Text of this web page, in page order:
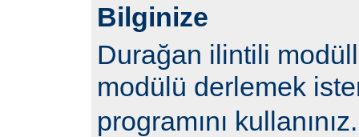
Bilginize
Durağan ilintili
modülü derlemek
programını kullanınız.